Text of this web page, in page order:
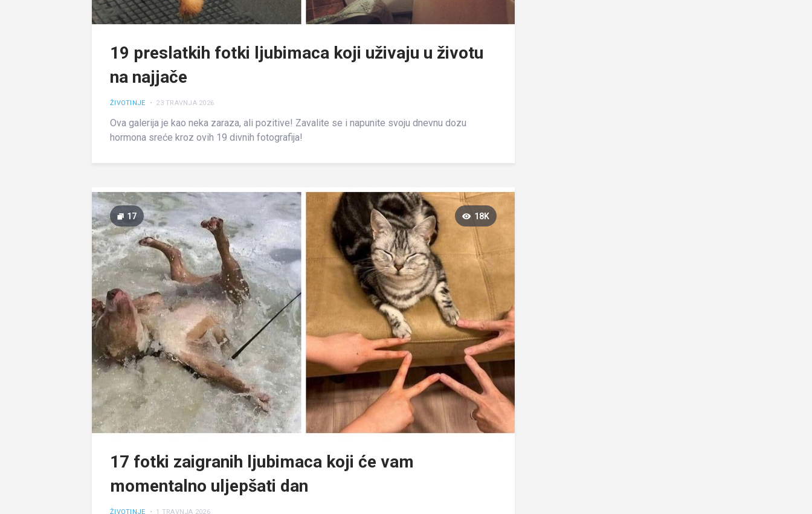
19 preslatkih fotki ljubimaca koji uživaju u životu
na najjače
ŽIVOTINJE • 23 TRAVNJA 2026
Ova galerija je kao neka zaraza, ali pozitive! Zavalite se i napunite svoju dnevnu dozu
hormona sreće kroz ovih 19 divnih fotografija!
17 18K
17 fotki zaigranih ljubimaca koji će vam
momentalno uljepšati dan
ŽIVOTINJE • 1 TRAVNJA 2026